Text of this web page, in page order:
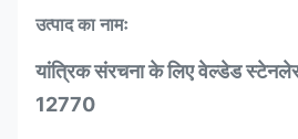
उत्पाद का नामः
यांत्रिक संरचना के लिए वेल्डेड
12770